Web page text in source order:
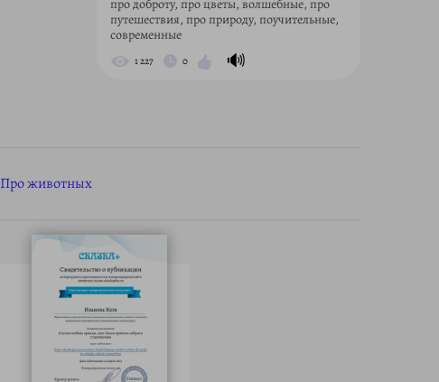
про доброту, про цветы, волшебные, про
путешествия, про природу, поучительные,
современные
1 227 0 🔊
Про животных